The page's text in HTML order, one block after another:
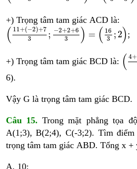
+) Trọng tâm tam giác ACD là:
( 11+(−2)+7
3
; −2+2+6
3
) = ( 16
3 ; 2)
11+−2+73;− 2+2+63=163; 2
;
+) Trọng tâm tam giác BCD là: ( 4+
4+ −
6).
Vậy G là trọng tâm tam giác BCD.
Câu 15. Trong mặt phẳng tọa
A(1;3), B(2;4), C(-3;2). Tìm
trọng tâm tam giác ABD. Tổng x +
A. 10;